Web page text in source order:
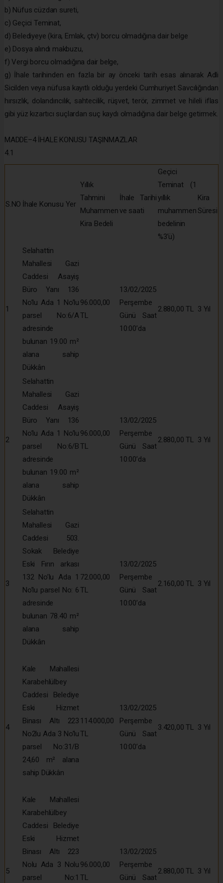
b) Nüfus cüzdan sureti,
c) Geçici Teminat,
d) Belediyeye (kira, Emlak, çtv) borcu olmadığına dair belge
e) Dosya alındı makbuzu,
f) Vergi borcu olmadığına dair belge,
g) İhale tarihinden en fazla bir ay önceki tarih esas alınarak Adli
Sicilden veya nüfusa kayıtlı olduğu yerdeki Cumhuriyet Savcılığından
hırsızlık, dolandırıcılık, sahtecilik, rüşvet, terör, zimmet ve hileli iflas
gibi yüz kızartıcı suçlardan suç kaydı olmadığına dair belge getirmek.
MADDE–4 İHALE KONUSU TAŞINMAZLAR
4.1
S.NO İhale Konusu Yer
Yıllık
Tahmini
Muhammen
Kira Bedeli
İhale Tarihi
ve saati
Geçici
Teminat (1
yıllık
muhammen
bedelinin
%3’ü)
Kira
Süresi
1
Selahattin
Mahallesi Gazi
Caddesi Asayiş
Büro Yanı 136
No’lu Ada 1 No’lu
parsel No:6/A
adresinde
bulunan 19.00 m²
alana sahip
Dükkân
96.000,00
TL
13/02/2025
Perşembe
Günü Saat
10:00’da
2.880,00 TL 3 Yıl
2
Selahattin
Mahallesi Gazi
Caddesi Asayiş
Büro Yanı 136
No’lu Ada 1 No’lu
parsel No:6/B
adresinde
bulunan 19.00 m²
alana sahip
Dükkân
96.000,00
TL
13/02/2025
Perşembe
Günü Saat
10:00’da
2.880,00 TL 3 Yıl
3
Selahattin
Mahallesi Gazi
Caddesi 503.
Sokak Belediye
Eski Fırın arkası
132 No’lu Ada 1
No’lu parsel No: 6
adresinde
bulunan 78.40 m²
alana sahip
Dükkân
72.000,00
TL
13/02/2025
Perşembe
Günü Saat
10:00’da
2.160,00 TL 3 Yıl
4
Kale Mahallesi
Karabehlülbey
Caddesi Belediye
Eski Hizmet
Binası Altı 223
No2lu Ada 3 No’lu
parsel No:31/B
24,60 m² alana
sahip Dükkân
114.000,00
TL
13/02/2025
Perşembe
Günü Saat
10:00’da
3.420,00 TL 3 Yıl
5
Kale Mahallesi
Karabehlülbey
Caddesi Belediye
Eski Hizmet
Binası Altı 223
Nolu Ada 3 Nolu
parsel No:1
96.000,00
TL
13/02/2025
Perşembe
Günü Saat
2.880,00 TL 3 Yıl